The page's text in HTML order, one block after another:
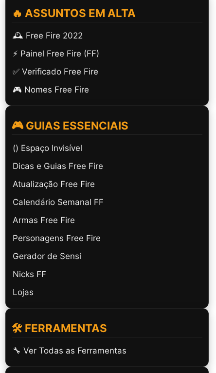
🔥 ASSUNTOS EM ALTA
🕰️ Free Fire 2022
⚡ Painel Free Fire (FF)
✅ Verificado Free Fire
🎮 Nomes Free Fire
🎮 GUIAS ESSENCIAIS
(ㅤ) Espaço Invisível
Dicas e Guias Free Fire
Atualização Free Fire
Calendário Semanal FF
Armas Free Fire
Personagens Free Fire
Gerador de Sensi
Nicks FF
Lojas
🛠️ FERRAMENTAS
🔧 Ver Todas as Ferramentas